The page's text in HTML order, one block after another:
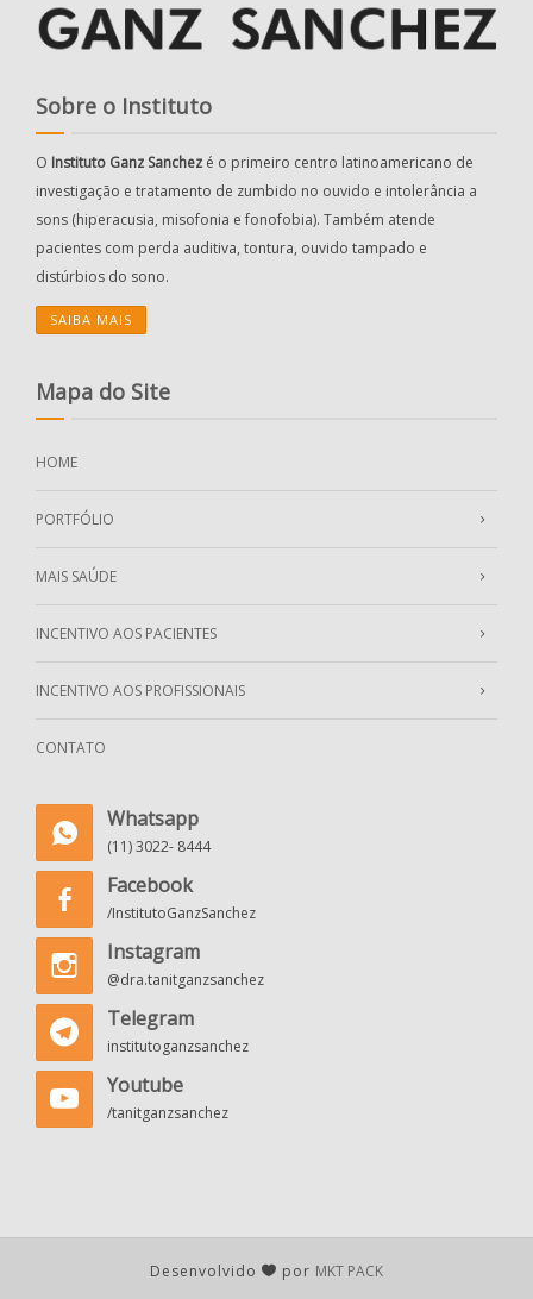
Sobre o Instituto
O Instituto Ganz Sanchez é o primeiro centro latinoamericano de
investigação e tratamento de zumbido no ouvido e intolerância a
sons (hiperacusia, misofonia e fonofobia). Também atende
pacientes com perda auditiva, tontura, ouvido tampado e
distúrbios do sono.
SAIBA MAIS
Mapa do Site
HOME
PORTFÓLIO
MAIS SAÚDE
INCENTIVO AOS PACIENTES
INCENTIVO AOS PROFISSIONAIS
CONTATO
Whatsapp
(11) 3022- 8444
Facebook
/InstitutoGanzSanchez
Instagram
@dra.tanitganzsanchez
Telegram
institutoganzsanchez
Youtube
/tanitganzsanchez
Desenvolvido por MKT PACK